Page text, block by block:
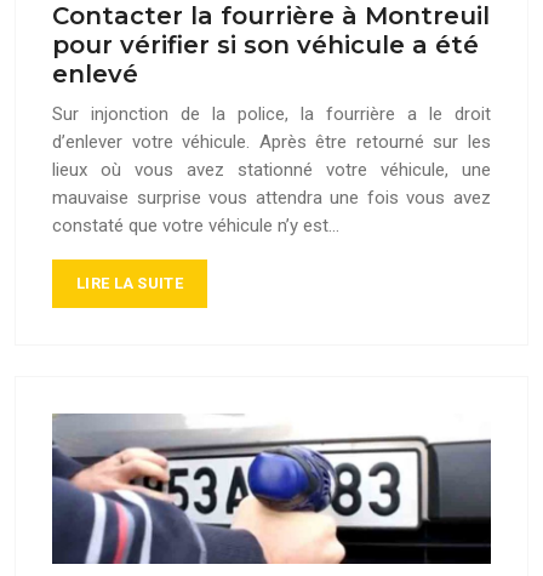
Contacter la fourrière à Montreuil
pour vérifier si son véhicule a été
enlevé
Sur injonction de la police, la fourrière a le droit
d’enlever votre véhicule. Après être retourné sur les
lieux où vous avez stationné votre véhicule, une
mauvaise surprise vous attendra une fois vous avez
constaté que votre véhicule n’y est…
LIRE LA SUITE